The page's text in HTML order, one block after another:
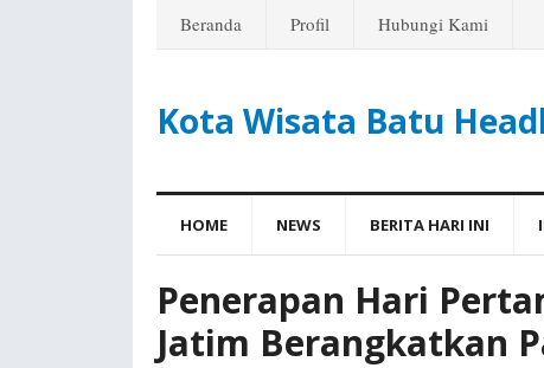
Beranda Profil Hubungi Kami
Kota Wisata Batu
HOME NEWS BERITA HARI INI
Penerapan Hari
Jatim Berangkatkan